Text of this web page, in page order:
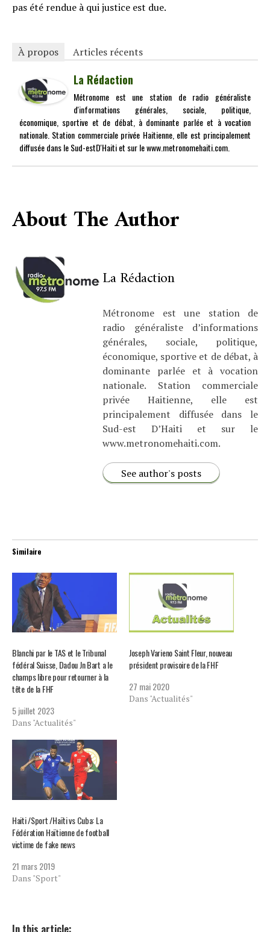
pas été rendue à qui justice est due.
À propos Articles récents
La Rédaction
Métronome est une station de radio généraliste
d'informations générales, sociale, politique,
économique, sportive et de débat, à dominante parlée et à vocation
nationale. Station commerciale privée Haitienne, elle est principalement
diffusée dans le Sud-estD'Haiti et sur le www.metronomehaiti.com.
About The Author
La Rédaction
Métronome est une station de
radio généraliste d’informations
générales, sociale, politique,
économique, sportive et de débat, à
dominante parlée et à vocation
nationale. Station commerciale
privée Haitienne, elle est
principalement diffusée dans le
Sud-est D’Haiti et sur le
www.metronomehaiti.com.
See author's posts
Similaire
Blanchi par le TAS et le Tribunal
fédéral Suisse, Dadou Jn Bart a le
champs libre pour retourner à la
tête de la FHF
5 juillet 2023
Dans "Actualités"
Joseph Varieno Saint Fleur, nouveau
président provisoire de la FHF
27 mai 2020
Dans "Actualités"
Haiti /Sport /Haïti vs Cuba: La
Fédération Haïtienne de football
victime de fake news
21 mars 2019
Dans "Sport"
In this article: